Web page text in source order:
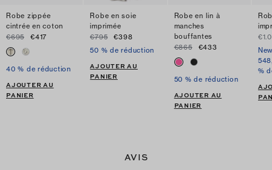
Robe zippée
cintrée en coton
€695
€417
40 % de réduction
AJOUTER AU
PANIER
Robe en soie
imprimée
€795
€398
50 % de réduction
AJOUTER AU
PANIER
Robe en lin à
manches
bouffantes
€865
€433
50 % de réduction
AJOUTER AU
PANIER
%
AVIS